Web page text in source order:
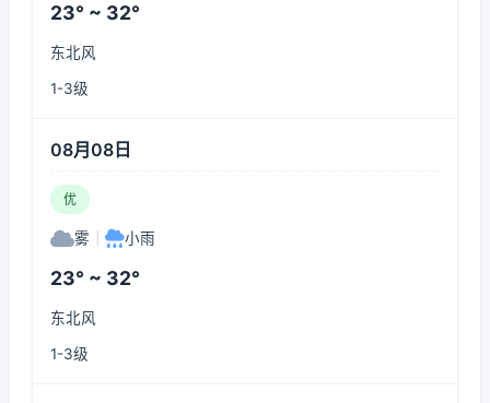
23° ~ 32°
东北风
1-3级
08月08日
优
雾 小雨
23° ~ 32°
东北风
1-3级